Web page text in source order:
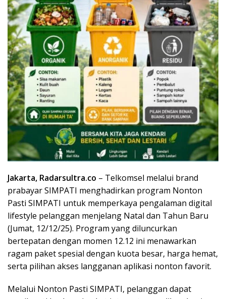
Jakarta, Radarsultra.co – Telkomsel melalui brand
prabayar SIMPATI menghadirkan program Nonton
Pasti SIMPATI untuk memperkaya pengalaman digital
lifestyle pelanggan menjelang Natal dan Tahun Baru
(Jumat, 12/12/25). Program yang diluncurkan
bertepatan dengan momen 12.12 ini menawarkan
ragam paket spesial dengan kuota besar, harga hemat,
serta pilihan akses langganan aplikasi nonton favorit.
Melalui Nonton Pasti SIMPATI, pelanggan dapat